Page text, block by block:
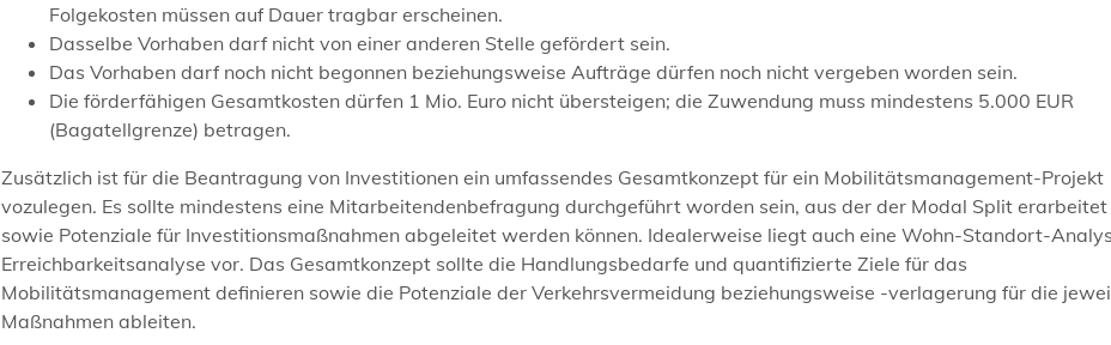
Folgekosten müssen auf Dauer tragbar erscheinen.
Dasselbe Vorhaben darf nicht von einer anderen Stelle gefördert sein.
Das Vorhaben darf noch nicht begonnen beziehungsweise Aufträge dürfen noch nicht vergeben worden sein.
Die förderfähigen Gesamtkosten dürfen 1 Mio. Euro nicht übersteigen; die Zuwendung muss mindestens 5.000 EUR
(Bagatellgrenze) betragen.
Zusätzlich ist für die Beantragung von Investitionen ein umfassendes Gesamtkonzept für ein Mobilitätsmanagement-Projekt
vozulegen. Es sollte mindestens eine Mitarbeitendenbefragung durchgeführt worden sein, aus der der Modal Split
sowie Potenziale für Investitionsmaßnahmen abgeleitet werden können. Idealerweise liegt auch eine Wohn-Standort-
Erreichbarkeitsanalyse vor. Das Gesamtkonzept sollte die Handlungsbedarfe und quantifizierte Ziele für das
Mobilitätsmanagement definieren sowie die Potenziale der Verkehrsvermeidung beziehungsweise -verlagerung für die
Maßnahmen ableiten.